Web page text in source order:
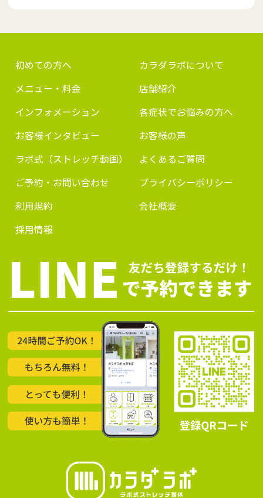
初めての方へ
カラダラボについて
メニュー・料金
店舗紹介
インフォメーション
各症状でお悩みの方へ
お客様インタビュー
お客様の声
ラボ式（ストレッチ動画）
よくあるご質問
ご予約・お問い合わせ
プライバシーポリシー
利用規約
会社概要
採用情報